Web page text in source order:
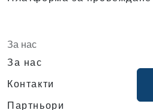
За нас
За нас
Контакти
Партньори